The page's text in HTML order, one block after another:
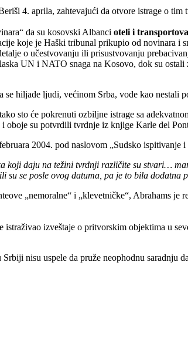
4. aprila, zahtevajući da otvore istrage o
da su kosovski Albanci oteli i
koje je Haški tribunal prikupio od novinara i
o učestvovanju ili prisustvovanju
UN i NATO snaga na Kosovo, dok su
hiljade ljudi, većinom Srba, vode kao nestali
sto će pokrenuti ozbiljne istrage sa
su potvrdili tvrdnje iz knjige Karle del
2004. pod naslovom „Sudsko
koji daju na težini tvrdnji različite su stvari…
se posle ovog datuma, pa je to bila dodatna
„nemoralne“ i „klevetničke“, Abrahams
izveštaje o pritvorskim objektima u
nisu uspele da pruže neophodnu saradnju